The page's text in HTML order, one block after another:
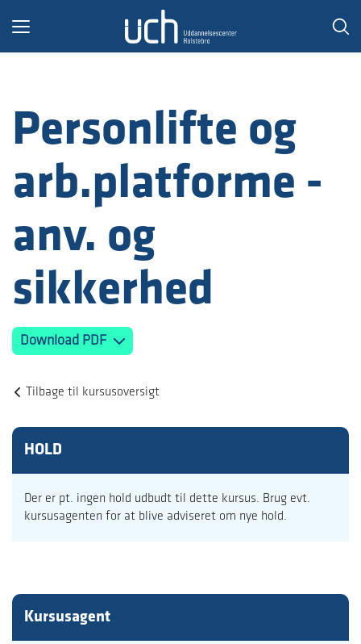
Toggle
Personlifte og
arb.platforme -
anv. og
sikkerhed
Download PDF
Tilbage til kursusoversigt
HOLD
Der er pt. ingen hold udbudt til dette kursus. Brug evt.
kursusagenten for at blive adviseret om nye hold.
Kursusagent